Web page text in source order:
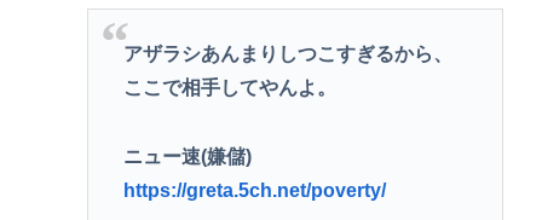
アザラシあんまりしつこすぎるから、
ここで相手してやんよ。
ニュー速(嫌儲)
https://greta.5ch.net/poverty/